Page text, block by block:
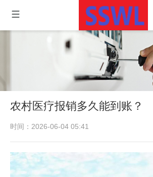
农村医疗报销多久能到账？
时间：2026-06-04 05:41